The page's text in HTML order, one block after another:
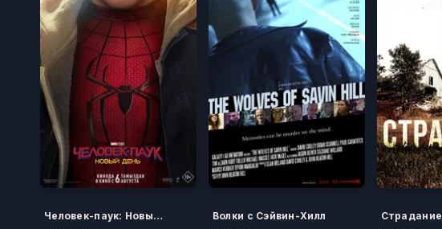
Человек-паук: Новый день
Волки с Сэйвин-Хилл
Страдание